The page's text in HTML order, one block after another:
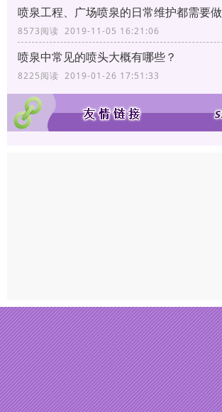
喷泉工程、广场喷泉的日常维护都需要
8573阅读 2019-11-05 16:21:06
喷泉中常见的喷头大概有哪些？
8225阅读 2019-01-26 17:51:33